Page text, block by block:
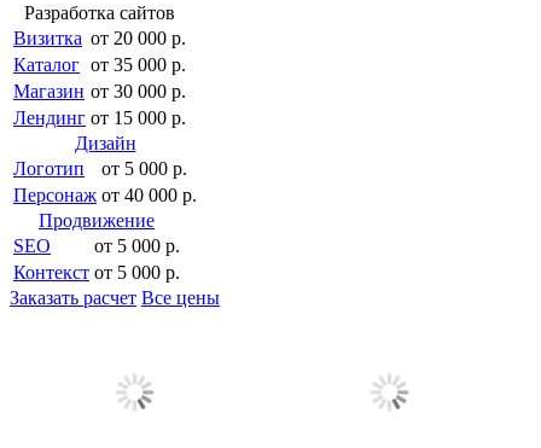
Разработка сайтов
Визитка от 20 000 р.
Каталог от 35 000 р.
Магазин от 30 000 р.
Лендинг от 15 000 р.
Дизайн
Логотип
от 5 000 р.
Персонаж от 40 000 р.
Продвижение
SEO
от 5 000 р.
Контекст от 5 000 р.
Заказать расчет Все цены